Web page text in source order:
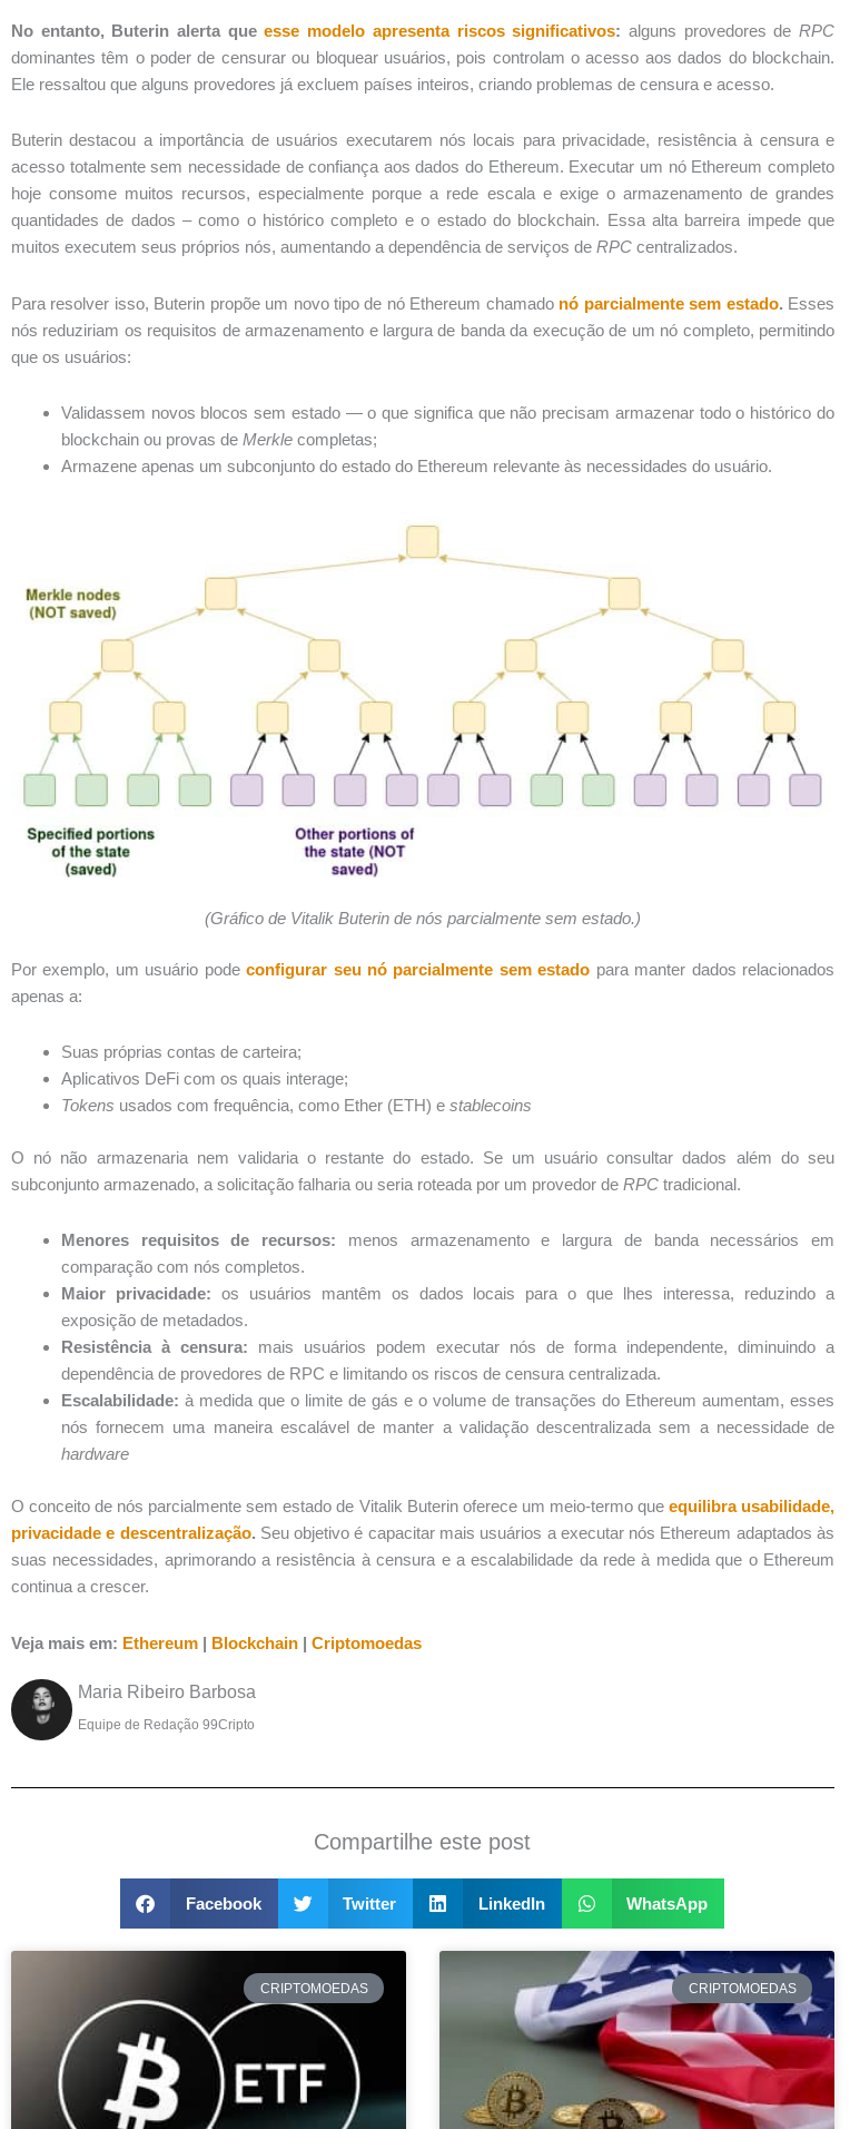
No entanto, Buterin alerta queesse modelo apresenta riscos significativos: alguns provedores de RPC
dominantes têm o poder de censurar ou bloquear usuários, pois controlam o acesso aos dados do blockchain.
Ele ressaltou que alguns provedores já excluem países inteiros, criando problemas de censura e acesso.
Buterin destacou a importância de usuários executarem nós locais para privacidade, resistência à censura e
acesso totalmente sem necessidade de confiança aos dados do Ethereum. Executar um nó Ethereum completo
hoje consome muitos recursos, especialmente porque a rede escala e exige o armazenamento de grandes
quantidades de dados – como o histórico completo e o estado do blockchain. Essa alta barreira impede que
muitos executem seus próprios nós, aumentando a dependência de serviços de RPC centralizados.
Para resolver isso, Buterin propõe um novo tipo de nó Ethereum chamado nó parcialmente sem estado. Esses
nós reduziriam os requisitos de armazenamento e largura de banda da execução de um nó completo, permitindo
que os usuários:
Validassem novos blocos sem estado — o que significa que não precisam armazenar todo o histórico do
blockchain ou provas de Merkle completas;
Armazene apenas um subconjunto do estado do Ethereum relevante às necessidades do usuário.
(Gráfico de Vitalik Buterin de nós parcialmente sem estado.)
Por exemplo, um usuário podeconfigurar seu nó parcialmente sem estado para manter dados relacionados
apenas a:
Suas próprias contas de carteira;
Aplicativos DeFi com os quais interage;
Tokens usados ​​com frequência, como Ether (ETH) e stablecoins
O nó não armazenaria nem validaria o restante do estado. Se um usuário consultar dados além do seu
subconjunto armazenado, a solicitação falharia ou seria roteada por um provedor de RPC tradicional.
Menores requisitos de recursos: menos armazenamento e largura de banda necessários em
comparação com nós completos.
Maior privacidade: os usuários mantêm os dados locais para o que lhes interessa, reduzindo a
exposição de metadados.
Resistência à censura: mais usuários podem executar nós de forma independente, diminuindo a
dependência de provedores de RPC e limitando os riscos de censura centralizada.
Escalabilidade: à medida que o limite de gás e o volume de transações do Ethereum aumentam, esses
nós fornecem uma maneira escalável de manter a validação descentralizada sem a necessidade de
hardware
O conceito de nós parcialmente sem estado de Vitalik Buterin oferece um meio-termo que equilibra usabilidade,
privacidade e descentralização. Seu objetivo é capacitar mais usuários a executar nós Ethereum adaptados às
suas necessidades, aprimorando a resistência à censura e a escalabilidade da rede à medida que o Ethereum
continua a crescer.
Veja mais em: Ethereum | Blockchain | Criptomoedas
Maria Ribeiro Barbosa
Equipe de Redação 99Cripto
Compartilhe este post
Facebook Twitter LinkedIn WhatsApp
CRIPTOMOEDAS CRIPTOMOEDAS